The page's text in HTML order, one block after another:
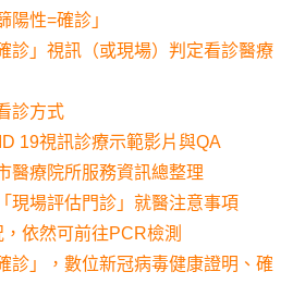
陽性=確診」
診」視訊（或現場）判定看診醫療
診方式
19視訊診療示範影片與QA
醫療院所服務資訊總整理
現場評估門診」就醫注意事項
依然可前往PCR檢測
診」，數位新冠病毒健康證明、確